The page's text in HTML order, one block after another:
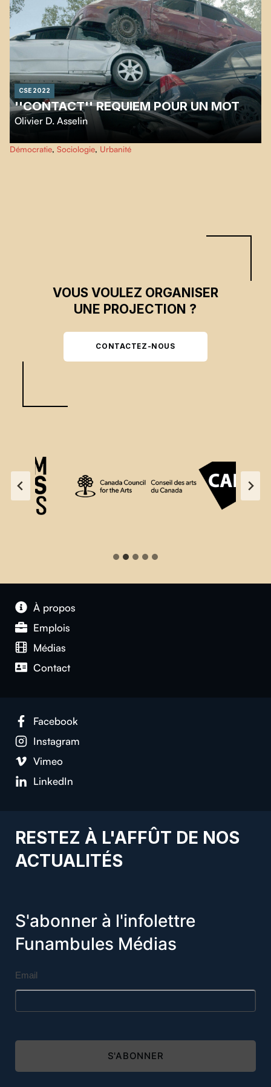
CSE 2022
''CONTACT'' REQUIEM POUR UN MOT
Olivier D. Asselin
Investigation sur la transformation du langage issue de la COVID-19. Les
interrelations sociales qui sont complètement bouleversées aujourd’hui,
Démocratie, Sociologie, Urbanité
VOUS VOULEZ ORGANISER
UNE PROJECTION ?
CONTACTEZ-NOUS
À propos
Emplois
Médias
Contact
Facebook
Instagram
Vimeo
LinkedIn
RESTEZ À L'AFFÛT DE NOS
ACTUALITÉS
S'abonner à l'infolettre
Funambules Médias
Email
S'ABONNER